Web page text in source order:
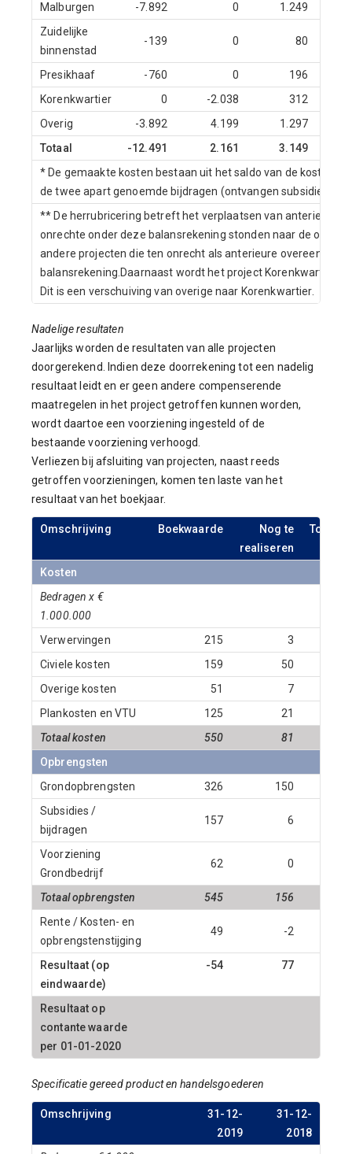
Malburgen -7.892 0
1.249
Zuidelijke
binnenstad
-139 0 80
Presikhaaf -760 0
196
Korenkwartier
0 -2.038
312
Overig
-3.892 4.199
1.297
Totaal
-12.491 2.161
3.149
* De gemaakte kosten bestaan uit het saldo van de kosten
de twee apart genoemde bijdragen (ontvangen subsidies en
** De herrubricering betreft het verplaatsen van anterieure
onrechte onder deze balansrekening stonden naar de
andere projecten die ten onrecht als anterieure
balansrekening.Daarnaast wordt het project Korenkwartier
Dit is een verschuiving van overige naar Korenkwartier.
Nadelige resultaten
Jaarlijks worden de resultaten van alle projecten
doorgerekend. Indien deze doorrekening tot een nadelig
resultaat leidt en er geen andere compenserende
maatregelen in het project getroffen kunnen worden,
wordt daartoe een voorziening ingesteld of de
bestaande voorziening verhoogd.
Verliezen bij afsluiting van projecten, naast reeds
getroffen voorzieningen, komen ten laste van het
resultaat van het boekjaar.
Omschrijving Boekwaarde
Nog te
realiseren
Totaal
Kosten
Bedragen x €
1.000.000
Verwervingen
215 3
Civiele kosten
159 50
Overige kosten
51 7
Plankosten en VTU
125 21
Totaal kosten
550 81
Opbrengsten
Grondopbrengsten
326 150
Subsidies /
bijdragen
157 6
Voorziening
Grondbedrijf
62 0
Totaal opbrengsten 545 156
Rente / Kosten- en
opbrengstenstijging
49 -2
Resultaat (op
eindwaarde)
-54 77
Resultaat op
contante waarde
per 01-01-2020
Specificatie gereed product en handelsgoederen
Omschrijving
31-12-
2019
31-12-
2018